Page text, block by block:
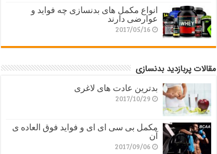
انواع مکمل های بدنسازی چه فواید و
عوارضی دارند
2017/05/16
مقالات پربازدید بدنسازی
بدترین عادت های لاغری
2017/10/29
مکمل بی سی ای ای و فواید فوق العاده ی
آن
2017/09/06